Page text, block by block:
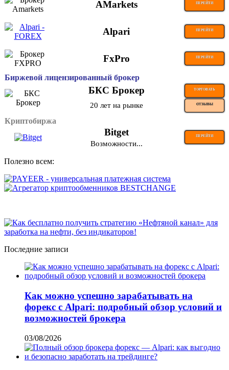
AMarkets ПЕРЕЙТИ
Alpari ПЕРЕЙТИ
FxPro ПЕРЕЙТИ
Биржевой лицензированный брокер
БКС Брокер ТОРГОВАТЬ
20 лет на рынке ОТЗЫВЫ
Криптобиржа
Bitget ПЕРЕЙТИ
Возможности...
Полезно всем:
Последние записи
Как можно успешно зарабатывать на
форекс с Alpari: подробный обзор условий и
возможностей брокера
03/08/2026